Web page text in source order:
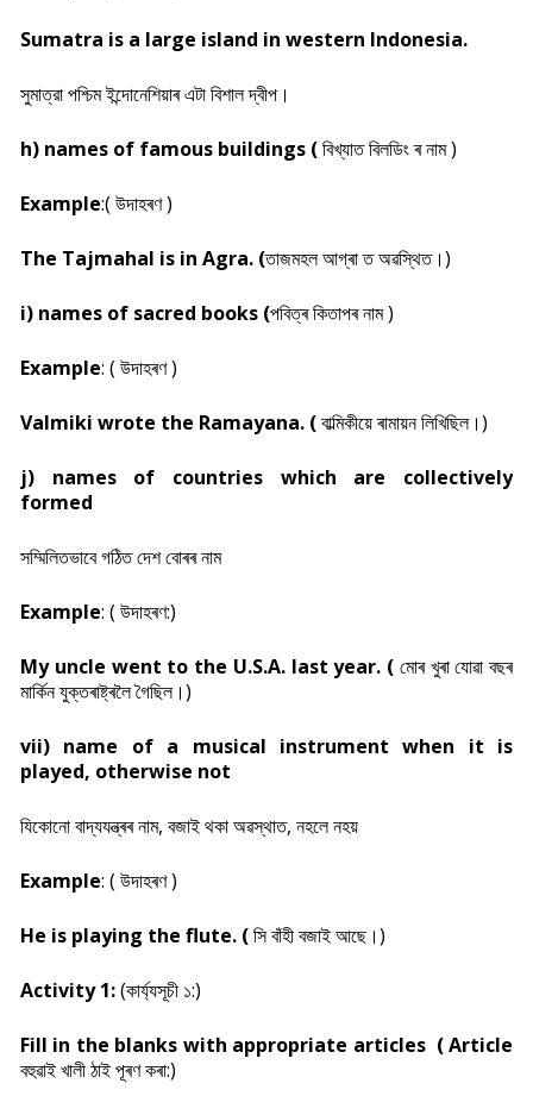
Sumatra is a large island in western Indonesia.
সুমাত্রা পশ্চিম ইন্দোনেশিয়াৰ এটা বিশাল দ্বীপ।
h) names of famous buildings (বিখ্যাত বিলডিং ৰ নাম )
Example:( উদাহৰণ )
The Tajmahal is in Agra. (তাজমহল আগ্ৰা ত অৱস্থিত।)
i) names of sacred books (পবিত্ৰ কিতাপৰ নাম )
Example: ( উদাহৰণ )
Valmiki wrote the Ramayana. (বাল্মিকীয়ে ৰামায়ন লিখিছিল।)
j) names of countries which are collectively
formed
সম্মিলিতভাবে গঠিত দেশ বোৰৰ নাম
Example: ( উদাহৰণ:)
My uncle went to the U.S.A. last year. ( মোৰ খুৰা যোৱা বছৰ
মাৰ্কিন যুক্তৰাষ্ট্ৰলৈ গৈছিল।)
vii) name of a musical instrument when it is
played, otherwise not
যিকোনো বাদ্যযন্ত্ৰৰ নাম, বজাই থকা অৱস্থাত, নহলে নহয়
Example: ( উদাহৰণ )
He is playing the flute. (সি বাঁহী বজাই আছে।)
Activity 1:(কাৰ্য্যসূচী ১:)
Fill in the blanks with appropriate articles (Article
বহুৱাই খালী ঠাই পূৰণ কৰা:)